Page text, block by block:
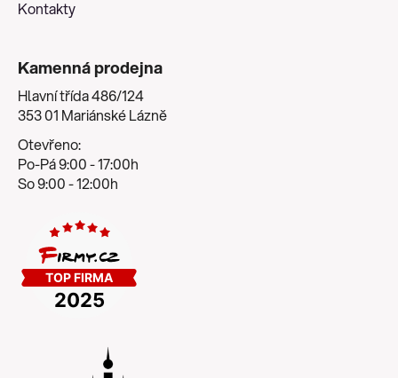
Kontakty
Kamenná prodejna
Hlavní třída 486/124
353 01 Mariánské Lázně
Otevřeno:
Po-Pá 9:00 - 17:00h
So 9:00 - 12:00h